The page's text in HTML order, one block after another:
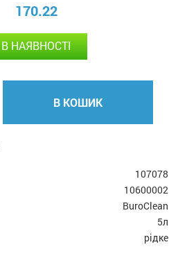
170.22
В НАЯВНОСТІ
В КОШИК
107078
10600002
BuroClean
5л
рідке